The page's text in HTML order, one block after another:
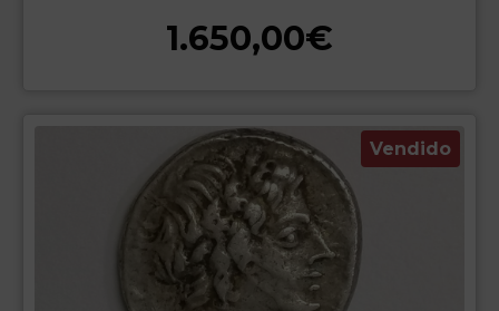
1.650,00€
Vendido